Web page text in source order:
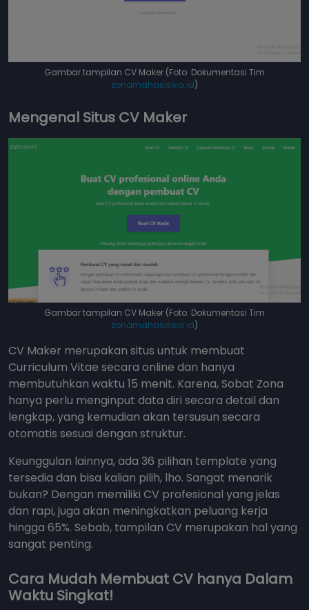
Gambar tampilan CV Maker (Foto: Dokumentasi Tim
zonamahasiswa.id)
Mengenal Situs CV Maker
Gambar tampilan CV Maker (Foto: Dokumentasi Tim
zonamahasiswa.id)
CV Maker merupakan situs untuk membuat
Curriculum Vitae secara online dan hanya
membutuhkan waktu 15 menit. Karena, Sobat Zona
hanya perlu menginput data diri secara detail dan
lengkap, yang kemudian akan tersusun secara
otomatis sesuai dengan struktur.
Keunggulan lainnya, ada 36 pilihan template yang
tersedia dan bisa kalian pilih, lho. Sangat menarik
bukan? Dengan memiliki CV profesional yang jelas
dan rapi, juga akan meningkatkan peluang kerja
hingga 65%. Sebab, tampilan CV merupakan hal yang
sangat penting.
Cara Mudah Membuat CV hanya Dalam
Waktu Singkat!